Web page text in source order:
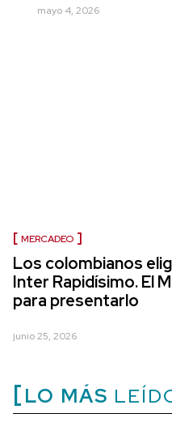
mayo 4, 2026
MERCADEO
Los colombianos
Inter Rapidísimo. El
para presentarlo
junio 25, 2026
LO MÁS